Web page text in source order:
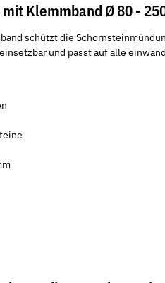
Klemmband Ø 80 -
schützt die
und passt auf alle